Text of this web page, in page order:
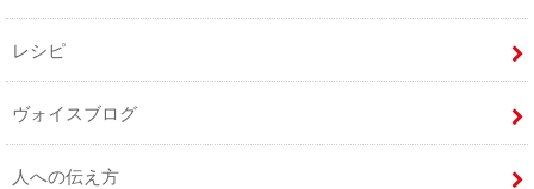
レシピ
ヴォイスブログ
人への伝え方